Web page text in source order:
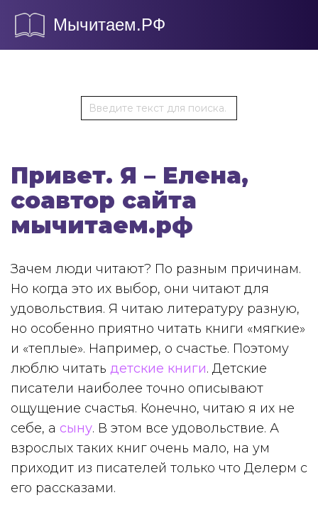
Мычитаем.РФ
Привет. Я – Елена,
соавтор сайта
мычитаем.рф
Зачем люди читают? По разным причинам.
Но когда это их выбор, они читают для
удовольствия. Я читаю литературу разную,
но особенно приятно читать книги «мягкие»
и «теплые». Например, о счастье. Поэтому
люблю читать детские книги. Детские
писатели наиболее точно описывают
ощущение счастья. Конечно, читаю я их не
себе, а сыну. В этом все удовольствие. А
взрослых таких книг очень мало, на ум
приходит из писателей только что Делерм с
его рассказами.